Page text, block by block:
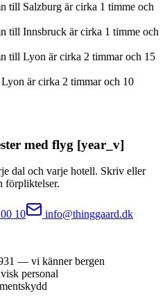
till Salzburg är cirka 1 timme och
till Innsbruck är cirka 1 timme och
till Lyon är cirka 2 timmar och 15
är cirka 2 timmar och 10
med flyg [year_v]
dal och varje hotell. Skriv eller
förpliktelser.
10
info@thinggaard.dk
— vi känner bergen
personal